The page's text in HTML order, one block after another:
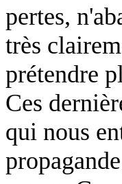
pertes,
très
prétendre
Ces
qui nous